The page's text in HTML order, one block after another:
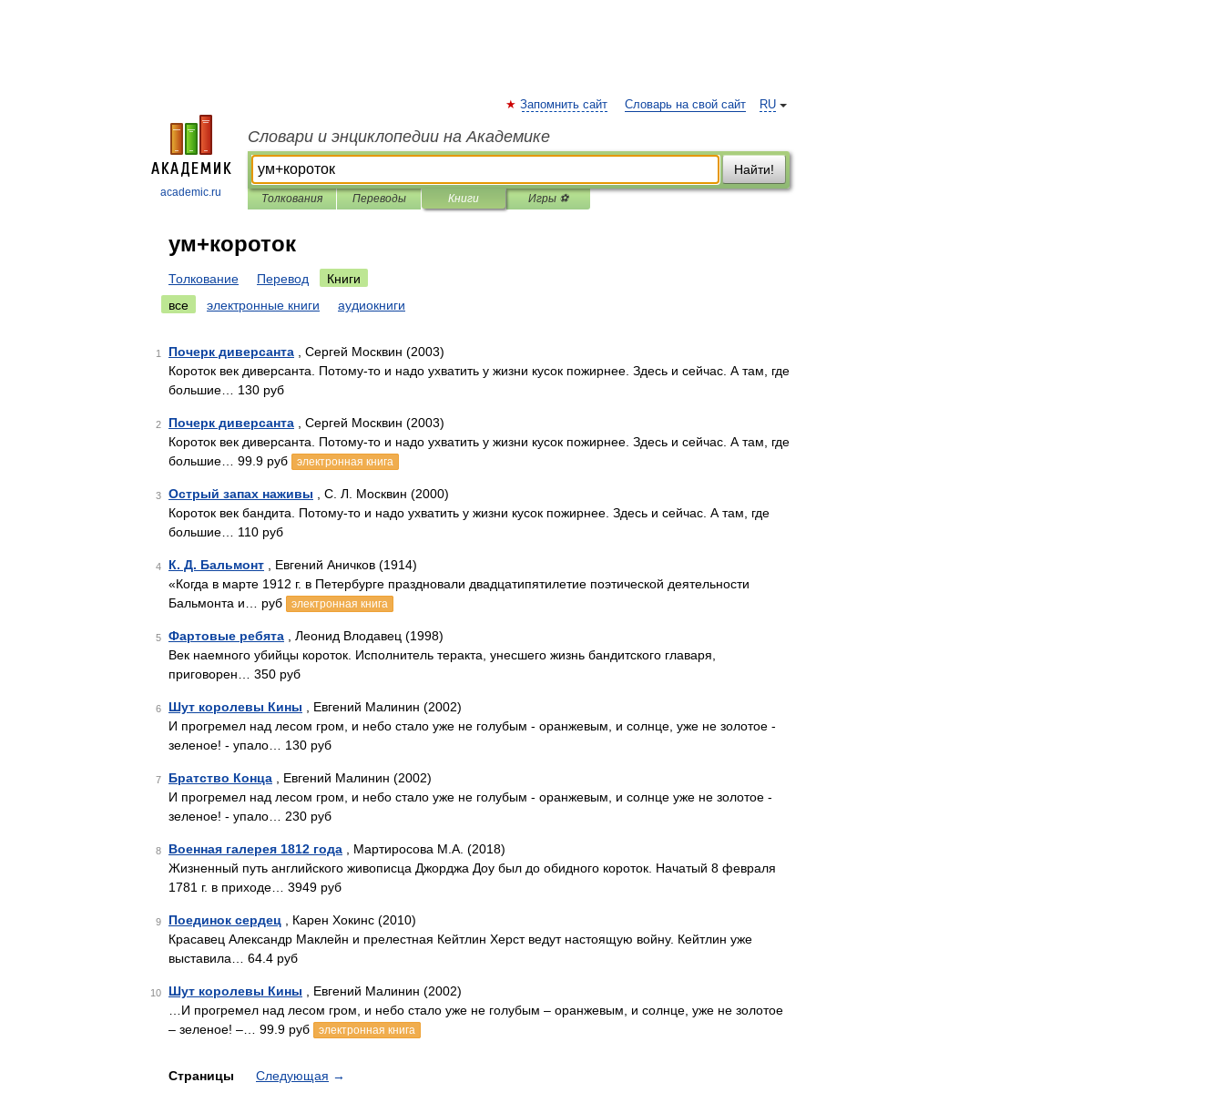
academic.ru
RU
Запомнить сайт Словарь на свой сайт
Словари и энциклопедии на Академике
Найти!
Толкования Переводы Книги Игры ⚽
ум+короток
Толкование Перевод
Книги
все
электронные книги аудиокниги
1 Почерк диверсанта , Сергей Москвин (2003)
Короток век диверсанта. Потому-то и надо ухватить у жизни кусок пожирнее. Здесь и сейчас. А там, где
большие… 130 руб
2 Почерк диверсанта , Сергей Москвин (2003)
Короток век диверсанта. Потому-то и надо ухватить у жизни кусок пожирнее. Здесь и сейчас. А там, где
большие… 99.9 руб
электронная книга
3 Острый запах наживы , С. Л. Москвин (2000)
Короток век бандита. Потому-то и надо ухватить у жизни кусок пожирнее. Здесь и сейчас. А там, где
большие… 110 руб
4 К. Д. Бальмонт , Евгений Аничков (1914)
«Когда в марте 1912 г. в Петербурге праздновали двадцатипятилетие поэтической деятельности
Бальмонта и… руб
электронная книга
5 Фартовые ребята , Леонид Влодавец (1998)
Век наемного убийцы короток. Исполнитель теракта, унесшего жизнь бандитского главаря,
приговорен… 350 руб
6 Шут королевы Кины , Евгений Малинин (2002)
И прогремел над лесом гром, и небо стало уже не голубым - оранжевым, и солнце, уже не золотое -
зеленое! - упало… 130 руб
7 Братство Конца , Евгений Малинин (2002)
И прогремел над лесом гром, и небо стало уже не голубым - оранжевым, и солнце уже не золотое -
зеленое! - упало… 230 руб
8 Военная галерея 1812 года , Мартиросова М.А. (2018)
Жизненный путь английского живописца Джорджа Доу был до обидного короток. Начатый 8 февраля
1781 г. в приходе… 3949 руб
9 Поединок сердец , Карен Хокинс (2010)
Красавец Александр Маклейн и прелестная Кейтлин Херст ведут настоящую войну. Кейтлин уже
выставила… 64.4 руб
10 Шут королевы Кины , Евгений Малинин (2002)
…И прогремел над лесом гром, и небо стало уже не голубым – оранжевым, и солнце, уже не золотое
– зеленое! –… 99.9 руб
электронная книга
Страницы Следующая →